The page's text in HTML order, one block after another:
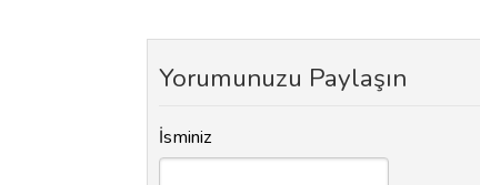
Yorumunuzu Paylaşın
İsminiz